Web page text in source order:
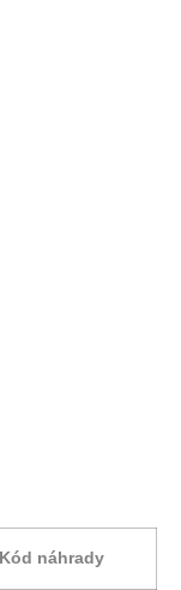
Kód náhrady